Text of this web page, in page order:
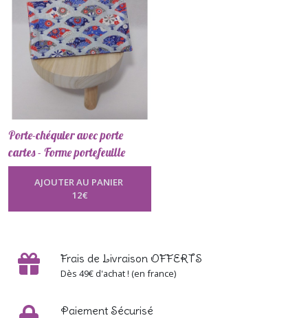
Porte-chéquier avec porte
cartes - Forme portefeuille
-Porte Chéquier
AJOUTER AU PANIER
12€
Frais de Livraison OFFERTS
Dès 49€ d'achat ! (en france)
Paiement Sécurisé